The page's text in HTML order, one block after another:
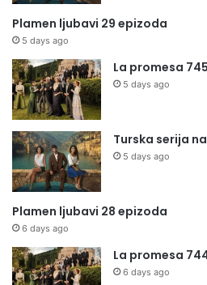
Plamen ljubavi 29 epizoda
5 days ago
La promesa
5 days ago
Turska serija
5 days ago
Plamen ljubavi 28 epizoda
6 days ago
La promesa
6 days ago